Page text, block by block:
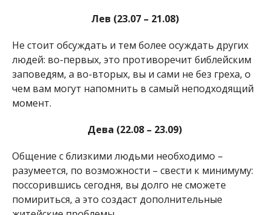
Лев (23.07 – 21.08)
Не стоит обсуждать и тем более осуждать других
людей: во-первых, это противоречит библейским
заповедям, а во-вторых, вы и сами не без греха, о
чем вам могут напомнить в самый неподходящий
момент.
Дева (22.08 – 23.09)
Общение с близкими людьми необходимо –
разумеется, по возможности – свести к минимуму:
поссорившись сегодня, вы долго не сможете
помириться, а это создаст дополнительные